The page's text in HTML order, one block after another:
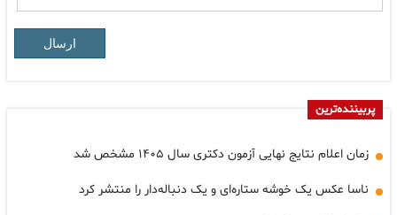
ارسال
پربیننده‌ترین
زمان اعلام نتایج نهایی آزمون دکتری سال ۱۴۰۵ مشخص شد
ناسا عکس یک خوشه ستاره‌ای و یک دنباله‌دار را منتشر کرد